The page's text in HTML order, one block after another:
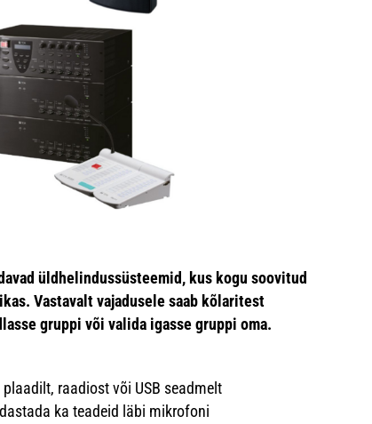
üldhelindussüsteemid, kus kogu soovitud
Vastavalt vajadusele saab kõlaritest
gruppi või valida igasse gruppi oma.
raadiost või USB seadmelt
ka teadeid läbi mikrofoni